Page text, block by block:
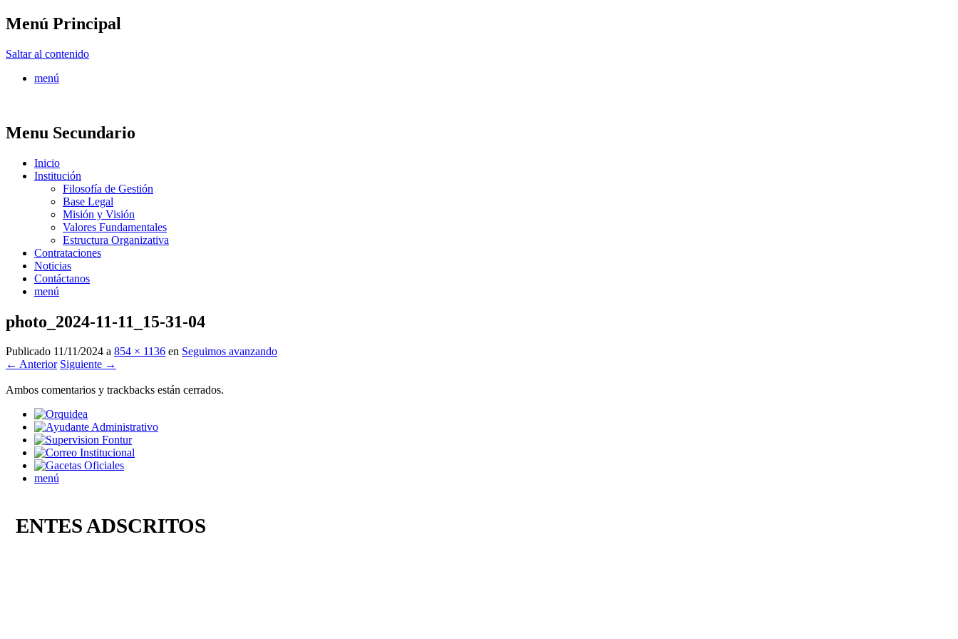
Menú Principal
Saltar al contenido
menú
Menu Secundario
Inicio
Institución
Filosofía de Gestión
Base Legal
Misión y Visión
Valores Fundamentales
Estructura Organizativa
Contrataciones
Noticias
Contáctanos
menú
photo_2024-11-11_15-31-04
Publicado 11/11/2024 a 854 × 1136 en Seguimos avanzando
← Anterior Siguiente →
Ambos comentarios y trackbacks están cerrados.
menú
ENTES ADSCRITOS